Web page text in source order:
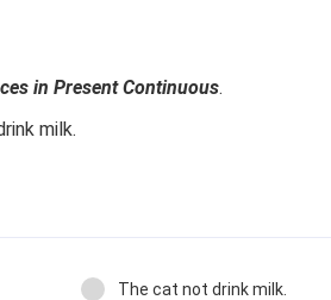
in Present Continuous.
milk.
The cat not drink milk.